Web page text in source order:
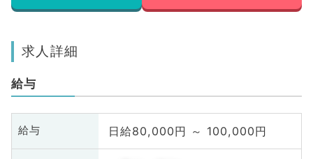
求人詳細
給与
給与 日給80,000円 ～ 100,000円